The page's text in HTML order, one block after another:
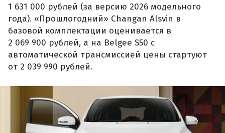
1 631 000 рублей (за версию 2026 модельного
года). «Прошлогодний» Changan Alsvin в
базовой комплектации оценивается в
2 069 900 рублей, а на Belgee S50 с
автоматической трансмиссией цены стартуют
от 2 039 990 рублей.